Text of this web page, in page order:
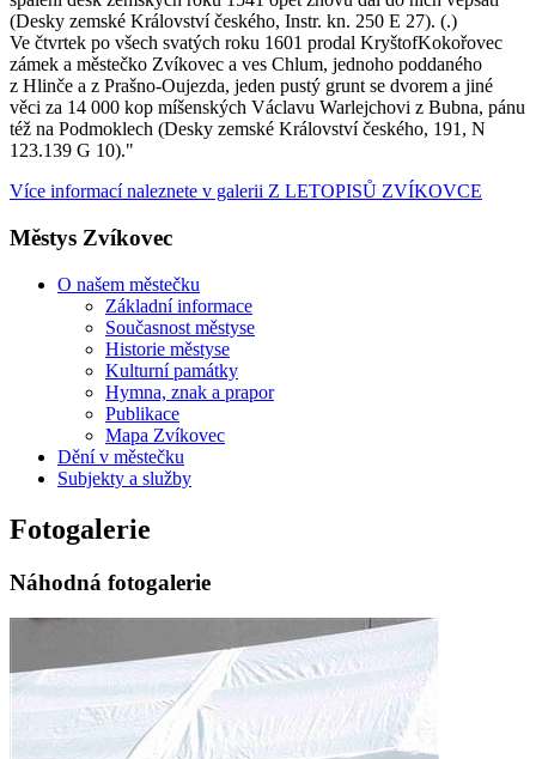
(Desky zemské Království českého, Instr. kn. 250 E 27). (.)
Ve čtvrtek po všech svatých roku 1601 prodal KryštofKokořovec
zámek a městečko Zvíkovec a ves Chlum, jednoho poddaného
z Hlinče a z Prašno-Oujezda, jeden pustý grunt se dvorem a jiné
věci za 14 000 kop míšenských Václavu Warlejchovi z Bubna, pánu
též na Podmoklech (Desky zemské Království českého, 191, N
123.139 G 10)."
Více informací naleznete v galerii Z LETOPISŮ ZVÍKOVCE
Městys Zvíkovec
O našem městečku
Základní informace
Současnost městyse
Historie městyse
Kulturní památky
Hymna, znak a prapor
Publikace
Mapa Zvíkovec
Dění v městečku
Subjekty a služby
Fotogalerie
Náhodná fotogalerie